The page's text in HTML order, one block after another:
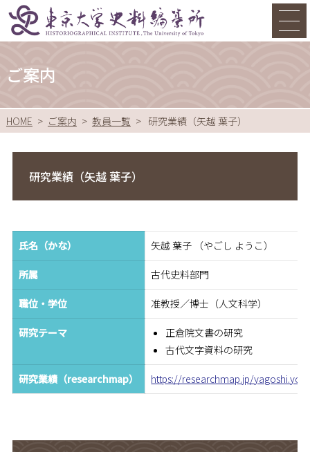
ご案内
HOME ご案内 教員一覧 研究業績（矢越 葉子）
研究業績（矢越 葉子）
氏名（かな） 矢越 葉子 （やごし ようこ）
所属 古代史料部門
職位・学位 准教授／博士（人文科学）
研究テーマ
正倉院文書の研究
古代文字資料の研究
研究業績（researchmap） https://researchmap.jp/